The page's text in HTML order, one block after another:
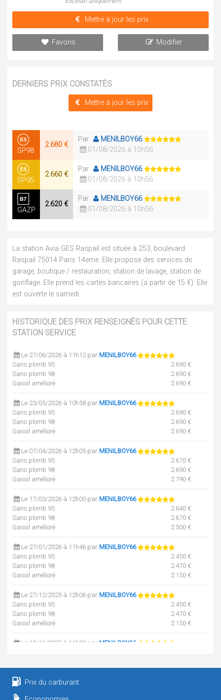
Mettre à jour les prix
Favoris Modifier
DERNIERS PRIX CONSTATÉS
Mettre à jour les prix
SP98
2.680 €
Par
MENILBOY66
01/08/2026 à 10h56
SP95
2.660 €
Par
MENILBOY66
01/08/2026 à 10h56
GAZP
2.620 €
Par
MENILBOY66
01/08/2026 à 10h56
La station Avia GES Raspail est située à 253, boulevard
Raspail 75014 Paris 14eme. Elle propose des services de
garage, boutique / restauration, station de lavage, station de
gonflage. Elle prend les cartes bancaires (a partir de 15 €). Elle
est ouverte le samedi.
HISTORIQUE DES PRIX RENSEIGNÉS POUR CETTE
STATION SERVICE
Le 27/06/2026 à 11h12 par MENILBOY66
Sans plomb 95
2.690 €
Sans plomb 98
2.690 €
Gasoil amélioré
2.690 €
Le 23/05/2026 à 10h58 par MENILBOY66
Sans plomb 95
2.690 €
Sans plomb 98
2.690 €
Gasoil amélioré
2.690 €
Le 07/04/2026 à 12h05 par MENILBOY66
Sans plomb 95
2.670 €
Sans plomb 98
2.690 €
Gasoil amélioré
2.790 €
Le 17/03/2026 à 12h00 par MENILBOY66
Sans plomb 95
2.640 €
Sans plomb 98
2.670 €
Gasoil amélioré
2.500 €
Le 27/01/2026 à 11h46 par MENILBOY66
Sans plomb 95
2.450 €
Sans plomb 98
2.470 €
Gasoil amélioré
2.150 €
Le 27/12/2025 à 12h06 par MENILBOY66
Sans plomb 95
2.450 €
Sans plomb 98
2.470 €
Gasoil amélioré
2.150 €
Le 18/11/2025 à 11h38 par MENILBOY66
Prix du carburant